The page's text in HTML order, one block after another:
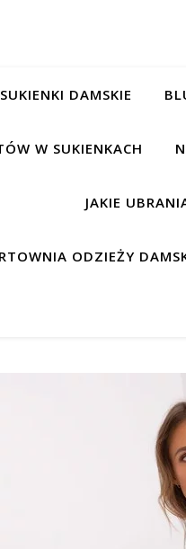
SUKIENKI DAMSKIE
W SUKIENKACH
JAKIE
ODZIEŻY